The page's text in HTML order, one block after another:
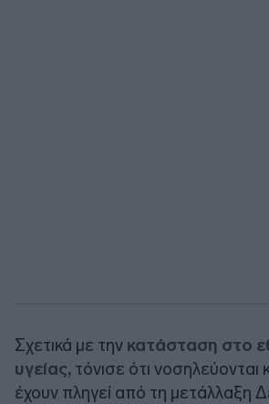
Σχετικά με την κατάσταση στο
υγείας, τόνισε ότι νοσηλεύονται
έχουν πληγεί από τη μετάλλαξη